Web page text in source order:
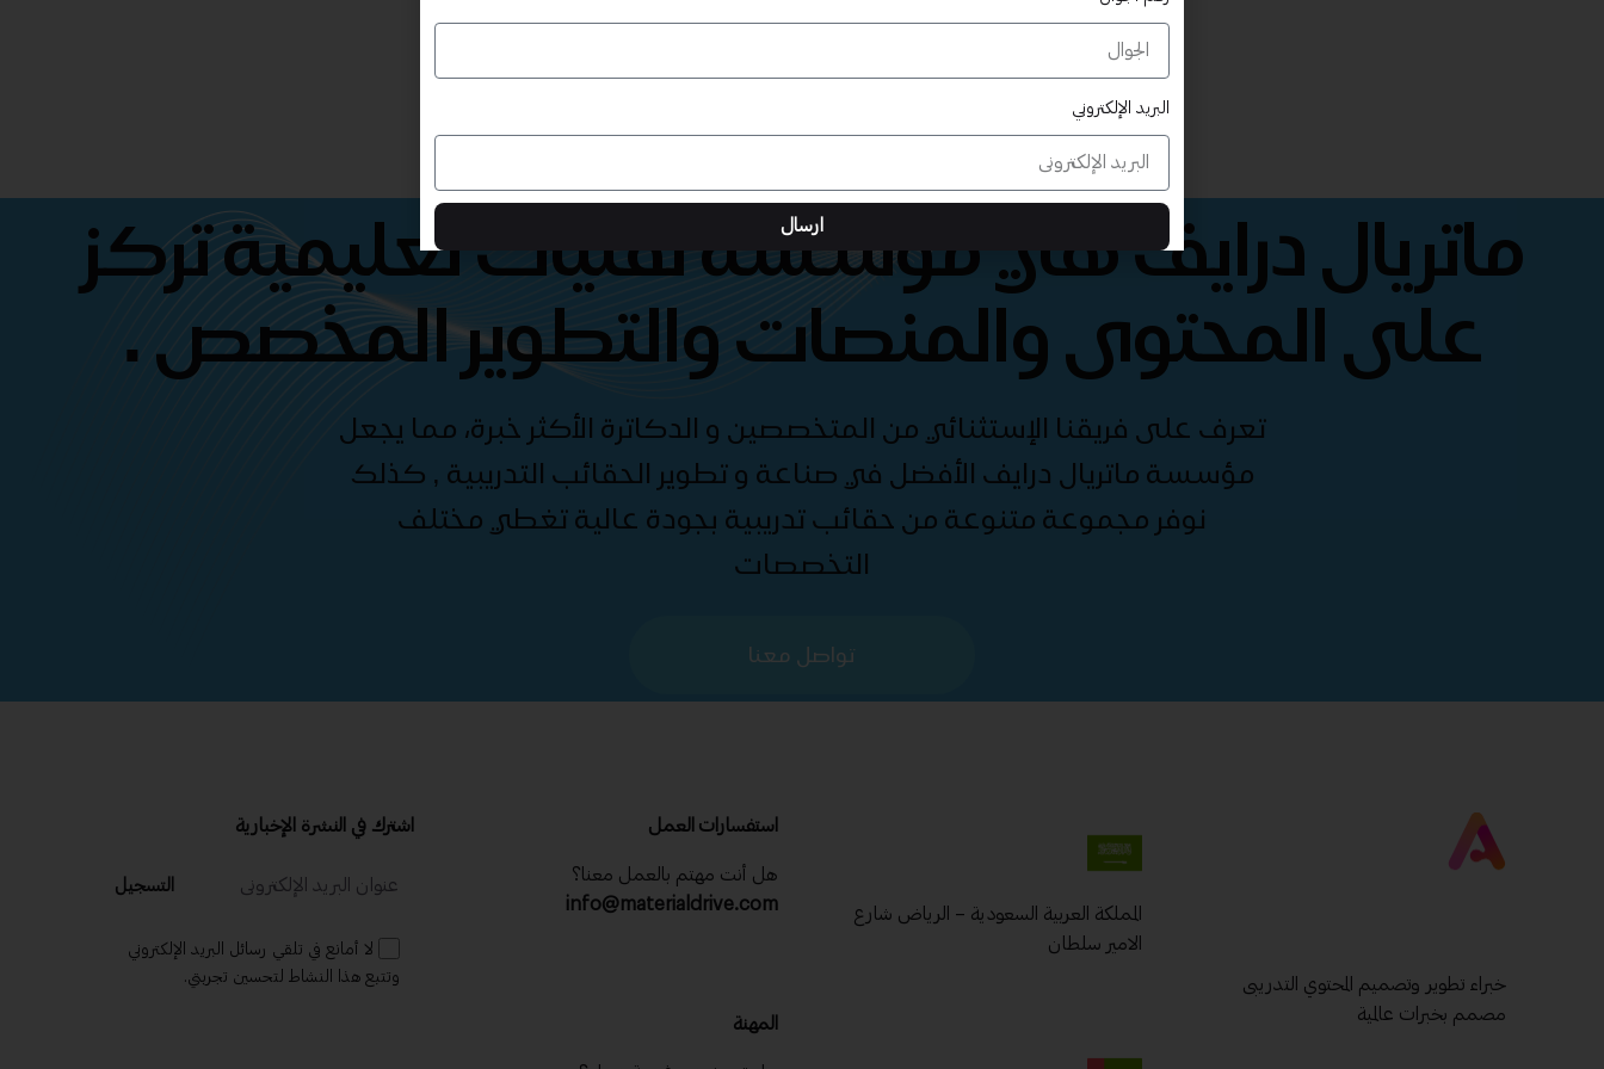
ماتريال درايف هي مؤسسة تقنيات تعليمية تركز
على المحتوى والمنصات والتطوير المخصص .
تعرف على فريقنا الإستثنائي من المتخصصين و الدكاترة الأكثر خبرة، مما يجعل
مؤسسة ماتريال درايف الأفضل في صناعة و تطوير الحقائب التدريبية , كذلك
نوفر مجموعة متنوعة من حقائب تدريبية بجودة عالية تغطي مختلف
التخصصات
تواصل معنا
خبراء تطوير وتصميم المحتوي التدريبى
مصمم بخبرات عالمية
المملكة العربية السعودية – الرياض شارع
الامير سلطان
استفسارات العمل
هل أنت مهتم بالعمل معنا؟
info@materialdrive.com
المهنة
اشترك في النشرة الإخبارية
التسجيل
لا أمانع في تلقي رسائل البريد الإلكتروني
وتتبع هذا النشاط لتحسين تجربتي.
البريد الإلكتروني
ارسال